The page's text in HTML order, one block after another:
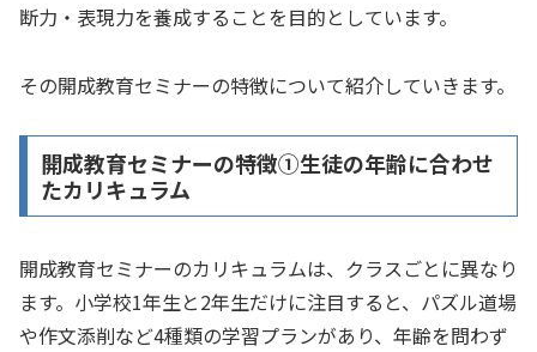
断力・表現力を養成することを目的としています。
その開成教育セミナーの特徴について紹介していきます。
開成教育セミナーの特徴①生徒の年齢に合わせ
たカリキュラム
開成教育セミナーのカリキュラムは、クラスごとに異なり
ます。小学校1年生と2年生だけに注目すると、パズル道場
や作文添削など4種類の学習プランがあり、年齢を問わず